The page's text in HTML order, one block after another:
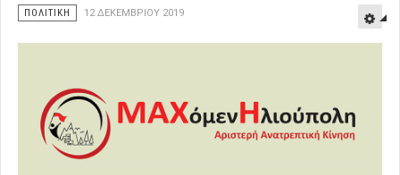
ΠΟΛΙΤΙΚΗ 12 ΔΕΚΕΜΒΡΊΟΥ 2019